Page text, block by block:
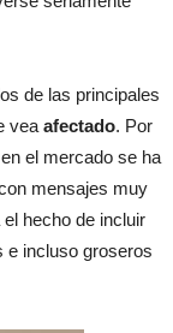
de las principales
vea afectado. Por
el mercado se ha
mensajes muy
hecho de incluir
e incluso groseros